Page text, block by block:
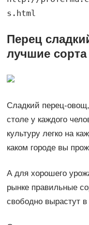
s.html
Перец
лучшие
Сладкий перец-
столе у каждого
культуру легко на
каком городе вы
А для хорошего
рынке правильные
свободно вырастут